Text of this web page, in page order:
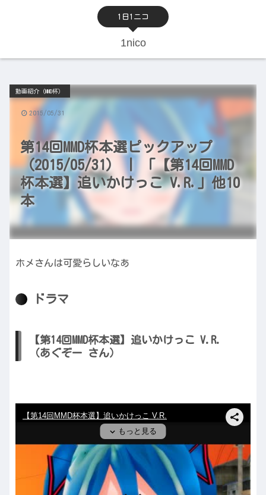
1日1ニコ
1nico
第14回MMD杯本選ピックアップ
（2015/05/31） | 「【第14回MMD
杯本選】追いかけっこ V.R.」他10
本
動画紹介（MMD杯）
2015/05/31
ホメさんは可愛らしいなあ
ドラマ
【第14回MMD杯本選】追いかけっこ V.R.
（あぐぞー さん）